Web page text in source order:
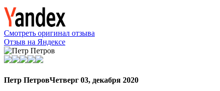
Смотреть оригинал отзыва
Отзыв на Яндексе
Петр ПетровЧетверг 03, декабря 2020